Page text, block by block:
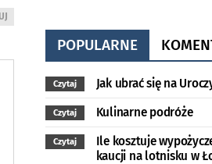
POPULARNE
Czytaj Jak ubrać się na
Czytaj Kulinarne podróże
Czytaj
Ile kosztuje
kaucji na lotnisku w